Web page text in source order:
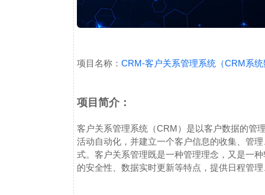
项目名称： CRM-客户关系管理系统（CRM系
项目简介：
客户关系管理系统（CRM）是以客户数据的管
活动自动化，并建立一个客户信息的收集、管
式。客户关系管理既是一种管理理念，又是一
的安全性、数据实时更新等特点，提供日程管